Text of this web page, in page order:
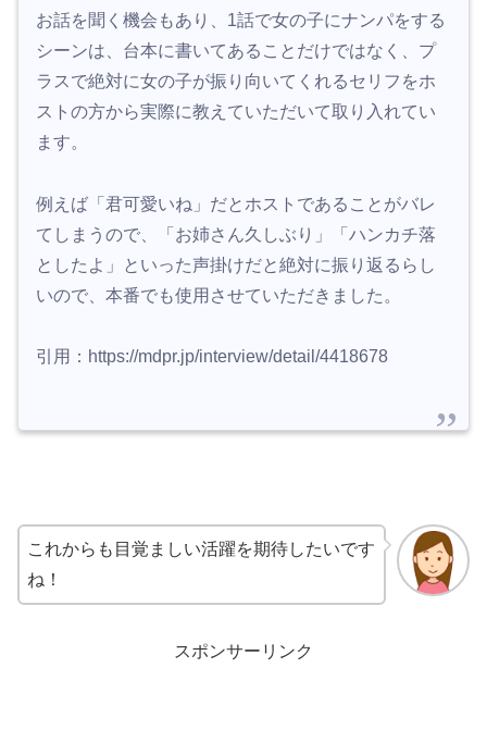
お話を聞く機会もあり、1話で女の子にナンパをする
シーンは、台本に書いてあることだけではなく、プ
ラスで絶対に女の子が振り向いてくれるセリフをホ
ストの方から実際に教えていただいて取り入れてい
ます。
例えば「君可愛いね」だとホストであることがバレ
てしまうので、「お姉さん久しぶり」「ハンカチ落
としたよ」といった声掛けだと絶対に振り返るらし
いので、本番でも使用させていただきました。
引用： https://mdpr.jp/interview/detail/4418678
これからも目覚ましい活躍を期待したいです
ね！
スポンサーリンク